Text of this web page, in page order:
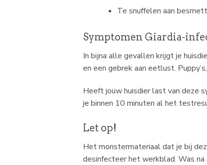
Te snuffelen aan
Symptomen Giardia-
In bijna alle gevallen krijgt je
en een gebrek aan eetlust.
Heeft jouw huisdier last van deze
je binnen 10 minuten al het
Let op!
Het monstermateriaal dat je bij
desinfecteer het werkblad. Was na